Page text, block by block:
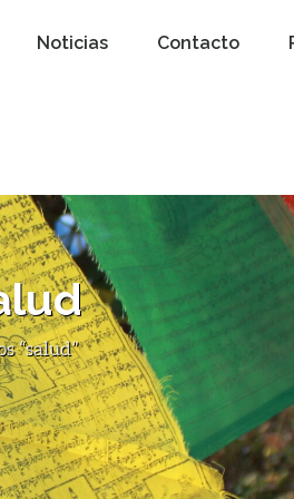
Noticias Contacto
“salud”